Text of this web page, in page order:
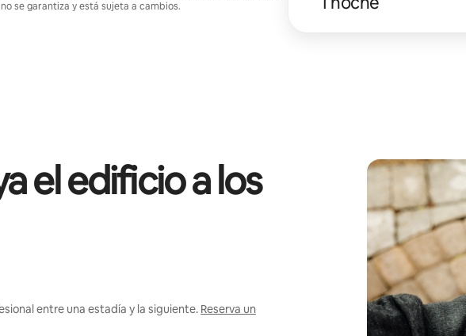
se garantiza y está sujeta a cambios.
el edificio a los
entre una estadía y la siguiente. Reserva un